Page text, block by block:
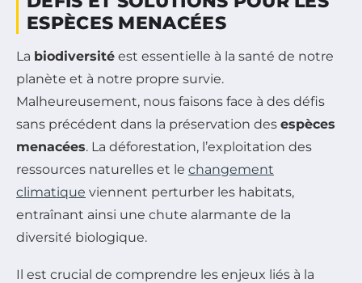
ESPÈCES MENACÉES
La biodiversité est essentielle à la santé de notre
planète et à notre propre survie.
Malheureusement, nous faisons face à des défis
sans précédent dans la préservation des espèces
menacées. La déforestation, l’exploitation des
ressources naturelles et le changement
climatique viennent perturber les habitats,
entraînant ainsi une chute alarmante de la
diversité biologique.
Il est crucial de comprendre les enjeux liés à la